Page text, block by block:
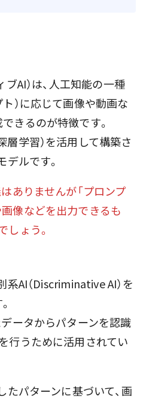
AI）は、人工知能の一種
ト）に応じて画像や動画な
きるのが特徴です。
層学習）を活用して構築さ
デルです。
ありませんが「プロンプ
像などを出力できるも
しょう。
系AI（Discriminative AI）を
ータからパターンを認識
行うために活用されてい
たパターンに基づいて、画